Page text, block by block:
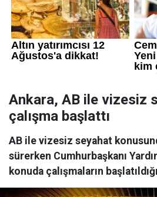
Ankara, AB ile vizesiz
çalışma başlattı
AB ile vizesiz seyahat
sürerken Cumhurbaşkanı
konuda çalışmaların